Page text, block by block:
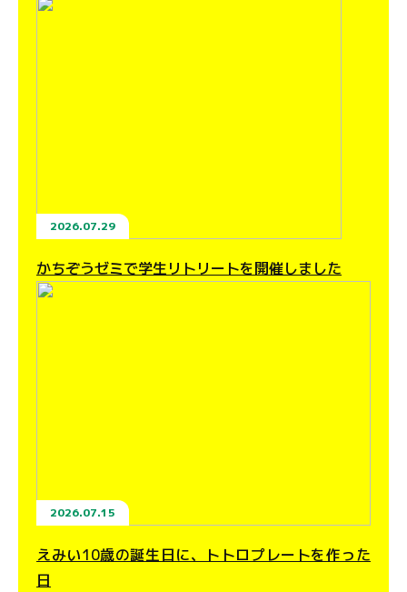
2026.07.29
かちぞうゼミで学生リトリートを開催しました
2026.07.15
えみい10歳の誕生日に、トトロプレートを作った
日